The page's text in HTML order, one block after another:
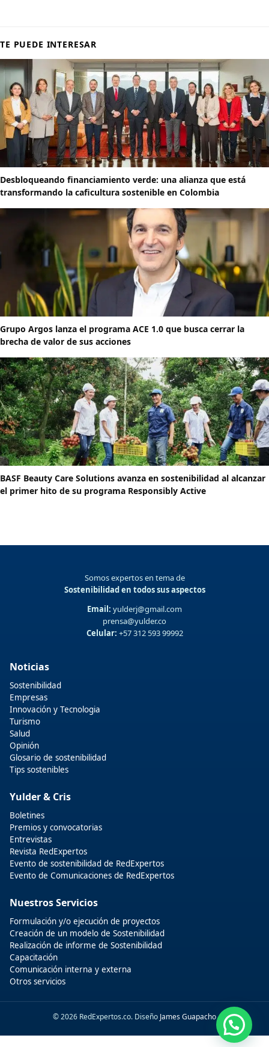
TE PUEDE INTERESAR
Desbloqueando financiamiento verde: una alianza que está
transformando la caficultura sostenible en Colombia
Grupo Argos lanza el programa ACE 1.0 que busca cerrar la
brecha de valor de sus acciones
BASF Beauty Care Solutions avanza en sostenibilidad al alcanzar
el primer hito de su programa Responsibly Active
Somos expertos en tema de
Sostenibilidad en todos sus aspectos
Email: yulderj@gmail.com
prensa@yulder.co
Celular: +57 312 593 99992
Noticias
Sostenibilidad
Empresas
Innovación y Tecnologia
Turismo
Salud
Opinión
Glosario de sostenibilidad
Tips sostenibles
Yulder & Cris
Boletines
Premios y convocatorias
Entrevistas
Revista RedExpertos
Evento de sostenibilidad de RedExpertos
Evento de Comunicaciones de RedExpertos
Nuestros Servicios
Formulación y/o ejecución de proyectos
Creación de un modelo de Sostenibilidad
Realización de informe de Sostenibilidad
Capacitación
Comunicación interna y externa
Otros servicios
© 2026 RedExpertos.co. Diseño James Guapacho